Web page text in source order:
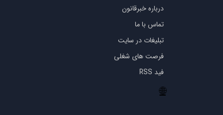
درباره خبرقانون
تماس با ما
تبلیغات در سایت
فرصت های شغلی
فید RSS
🌐